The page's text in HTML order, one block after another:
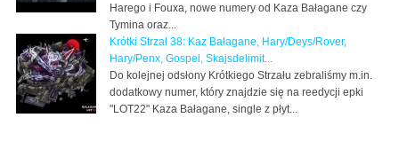
Harego i Fouxa, nowe numery od Kaza Bałagane czy
Tymina oraz...
Krótki Strzał 38: Kaz Bałagane, Hary/Deys/Rover,
Hary/Penx, Gospel, Skajsdelimit...
Do kolejnej odsłony Krótkiego Strzału zebraliśmy m.in.
dodatkowy numer, który znajdzie się na reedycji epki
"LOT22" Kaza Bałagane, single z płyt...